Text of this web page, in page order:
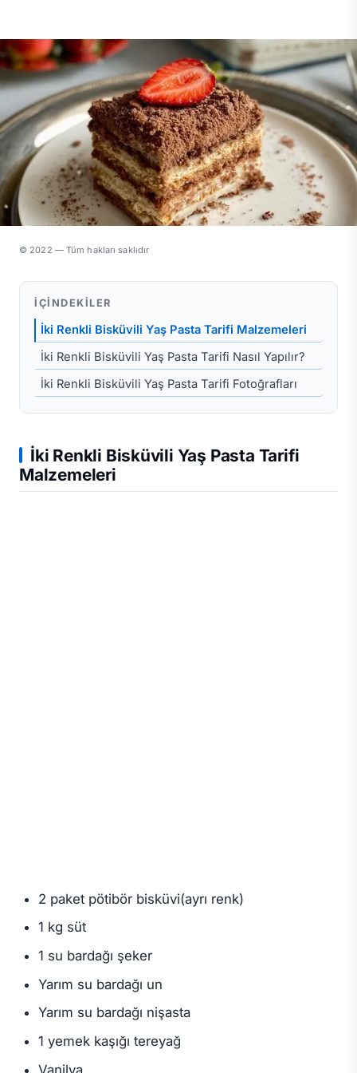
© 2022 — Tüm hakları saklıdır
İÇINDEKILER
İki Renkli Bisküvili Yaş Pasta Tarifi Malzemeleri
İki Renkli Bisküvili Yaş Pasta Tarifi Nasıl Yapılır?
İki Renkli Bisküvili Yaş Pasta Tarifi Fotoğrafları
İki Renkli Bisküvili Yaş Pasta Tarifi
Malzemeleri
2 paket pötibör bisküvi(ayrı renk)
1 kg süt
1 su bardağı şeker
Yarım su bardağı un
Yarım su bardağı nişasta
1 yemek kaşığı tereyağ
Vanilya